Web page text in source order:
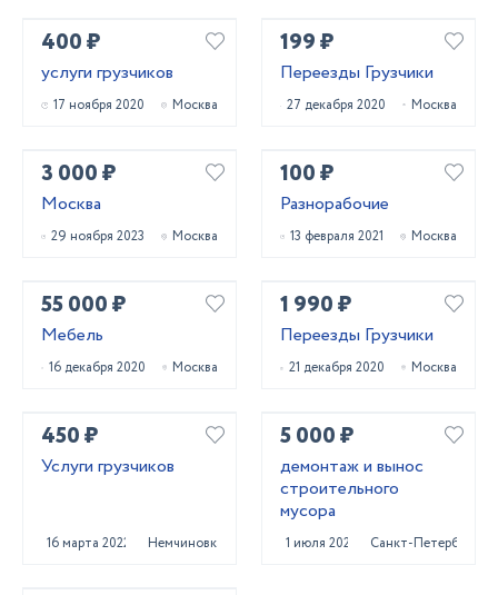
400 ₽
услуги грузчиков
17 ноября 2020 Москва
199 ₽
Переезды Грузчики
27 декабря 2020 Москва
3 000 ₽
Москва
29 ноября 2023 Москва
100 ₽
Разнорабочие
13 февраля 2021 Москва
55 000 ₽
Мебель
16 декабря 2020 Москва
1 990 ₽
Переезды Грузчики
21 декабря 2020 Москва
450 ₽
Услуги грузчиков
16 марта 2022 Немчиновка
5 000 ₽
демонтаж и вынос
строительного
мусора
1 июля 2025 Санкт-Петербург